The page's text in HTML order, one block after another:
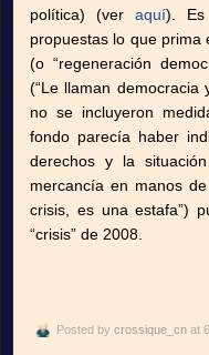
política) (ver aquí). Es
propuestas lo que prima
(o “regeneración
(“Le llaman democracia
no se incluyeron
fondo parecía haber
derechos y la
mercancía en manos
crisis, es una estafa”)
“crisis” de 2008.
Posted by crossique_cn at